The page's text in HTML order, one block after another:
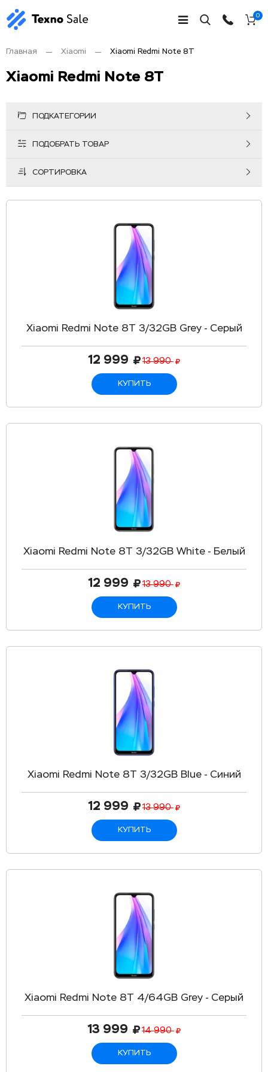
0
Главная Xiaomi Xiaomi Redmi Note 8T
Xiaomi Redmi Note 8T
ПОДКАТЕГОРИИ
ПОДОБРАТЬ ТОВАР
СОРТИРОВКА
Xiaomi Redmi Note 8T 3/32GB Grey - Серый
12 999 13 990
КУПИТЬ
Xiaomi Redmi Note 8T 3/32GB White - Белый
12 999 13 990
КУПИТЬ
Xiaomi Redmi Note 8T 3/32GB Blue - Синий
12 999 13 990
КУПИТЬ
Xiaomi Redmi Note 8T 4/64GB Grey - Серый
13 999 14 990
КУПИТЬ